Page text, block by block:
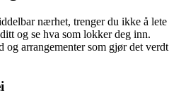
nærhet, trenger du ikke å lete
og se hva som lokker deg inn.
og arrangementer som gjør det verdt